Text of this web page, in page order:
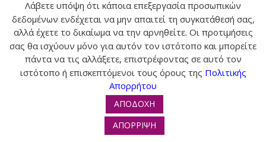
Λάβετε υπόψη ότι κάποια επεξεργασία προσωπικών
δεδομένων ενδέχεται να μην απαιτεί τη συγκατάθεσή σας,
αλλά έχετε το δικαίωμα να την αρνηθείτε. Οι προτιμήσεις
σας θα ισχύουν μόνο για αυτόν τον ιστότοπο και μπορείτε
πάντα να τις αλλάξετε, επιστρέφοντας σε αυτό τον
ιστότοπο ή επισκεπτόμενοι τους όρους της Πολιτικής
Απορρήτου
ΑΠΟΔΟΧΗ
ΑΠΟΡΡΙΨΗ